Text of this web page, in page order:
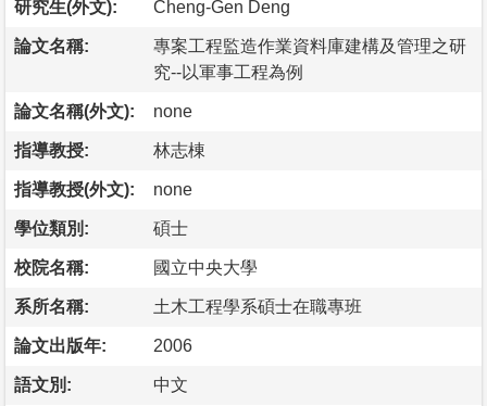
研究生(外文): Cheng-Gen Deng
論文名稱:
專案工程監造作業資料庫建構及管理之研
究--以軍事工程為例
論文名稱(外文): none
指導教授: 林志棟
指導教授(外文): none
學位類別: 碩士
校院名稱: 國立中央大學
系所名稱: 土木工程學系碩士在職專班
論文出版年: 2006
語文別: 中文